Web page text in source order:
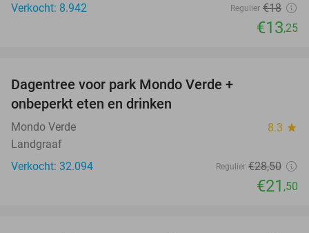
Verkocht: 8.942
Regulier €18
€13,25
Dagentree voor park Mondo Verde +
onbeperkt eten en drinken
Mondo Verde 8.3 star
Landgraaf
Verkocht: 32.094
Regulier €28,50
€21 ,50